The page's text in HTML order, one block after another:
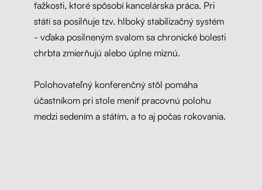
ťažkosti, ktoré spôsobí kancelárska práca. Pri
státí sa posilňuje tzv. hlboký stabilizačný systém
- vďaka posilneným svalom sa chronické bolesti
chrbta zmierňujú alebo úplne miznú.
Polohovateľný konferenčný stôl pomáha
účastníkom pri stole meniť pracovnú polohu
medzi sedením a státím, a to aj počas rokovania.